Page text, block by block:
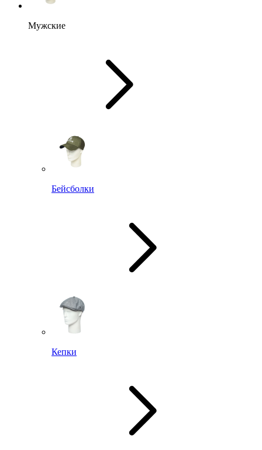
Мужские
Бейсболки
Кепки